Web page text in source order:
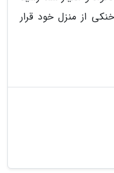
از منزل خود قرار